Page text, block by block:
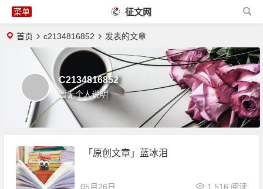
征文网
首页 c2134816852 发表的文章
C2134816852
暂无个人说明
「原创文章」蓝冰泪
05月26日 1,516 阅读